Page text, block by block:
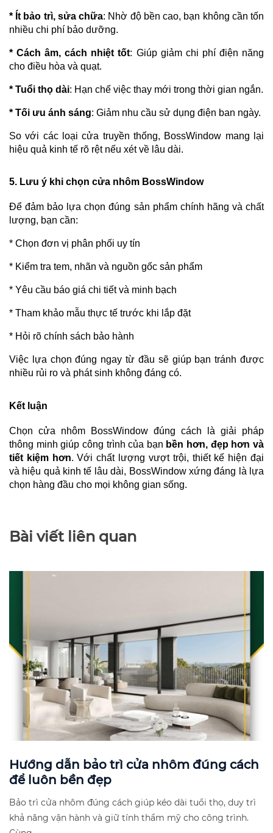
* Ít bảo trì, sửa chữa: Nhờ độ bền cao, bạn không cần tốn
nhiều chi phí bảo dưỡng.
* Cách âm, cách nhiệt tốt: Giúp giảm chi phí điện năng
cho điều hòa và quạt.
* Tuổi thọ dài: Hạn chế việc thay mới trong thời gian ngắn.
* Tối ưu ánh sáng: Giảm nhu cầu sử dụng điện ban ngày.
So với các loại cửa truyền thống, BossWindow mang lại
hiệu quả kinh tế rõ rệt nếu xét về lâu dài.
5. Lưu ý khi chọn cửa nhôm BossWindow
Để đảm bảo lựa chọn đúng sản phẩm chính hãng và chất
lượng, bạn cần:
* Chọn đơn vị phân phối uy tín
* Kiểm tra tem, nhãn và nguồn gốc sản phẩm
* Yêu cầu báo giá chi tiết và minh bạch
* Tham khảo mẫu thực tế trước khi lắp đặt
* Hỏi rõ chính sách bảo hành
Việc lựa chọn đúng ngay từ đầu sẽ giúp bạn tránh được
nhiều rủi ro và phát sinh không đáng có.
Kết luận
Chọn cửa nhôm BossWindow đúng cách là giải pháp
thông minh giúp công trình của bạn bền hơn, đẹp hơn và
tiết kiệm hơn. Với chất lượng vượt trội, thiết kế hiện đại
và hiệu quả kinh tế lâu dài, BossWindow xứng đáng là lựa
chọn hàng đầu cho mọi không gian sống.
Bài viết liên quan
Hướng dẫn bảo trì cửa nhôm đúng cách
để luôn bền đẹp
Bảo trì cửa nhôm đúng cách giúp kéo dài tuổi thọ, duy trì
khả năng vận hành và giữ tính thẩm mỹ cho công trình.